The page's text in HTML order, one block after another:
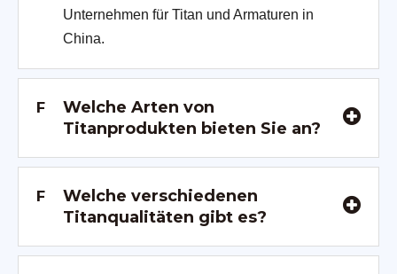
Unternehmen für Titan und Armaturen in
China.
F
Welche Arten von
Titanprodukten bieten Sie an?
F
Welche verschiedenen
Titanqualitäten gibt es?